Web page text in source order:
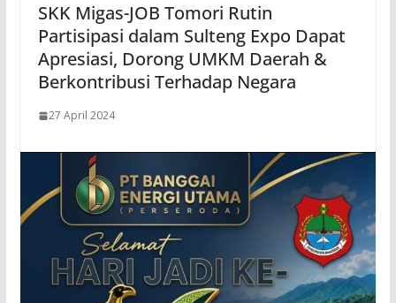
SKK Migas-JOB Tomori Rutin
Partisipasi dalam Sulteng Expo Dapat
Apresiasi, Dorong UMKM Daerah &
Berkontribusi Terhadap Negara
27 April 2024